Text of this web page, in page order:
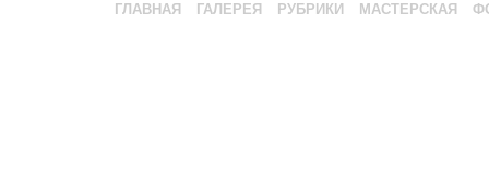
ГЛАВНАЯ ГАЛЕРЕЯ РУБРИКИ МАСТЕРСКАЯ